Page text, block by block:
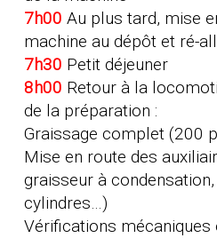
7h00 Au plus tard, mise
machine au dépôt et ré-
7h30 Petit déjeuner
8h00 Retour à la
de la préparation :
Graissage complet (200
Mise en route des
graisseur à
cylindres…)
Vérifications mécaniques